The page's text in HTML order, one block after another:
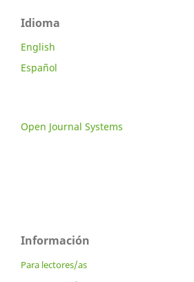
Idioma
English
Español
Open Journal Systems
Información
Para lectores/as